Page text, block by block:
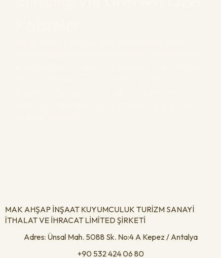
MAK AHŞAP İNŞAAT KUYUMCULUK TURİZM SANAYİ
İTHALAT VE İHRACAT LİMİTED ŞİRKETİ
Adres: Ünsal Mah. 5088 Sk. No:4 A Kepez / Antalya
+90 532 424 06 80